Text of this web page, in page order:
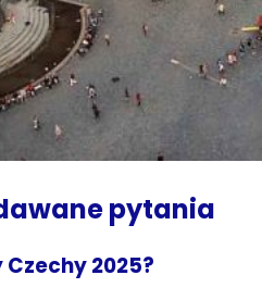
pytania
2025?